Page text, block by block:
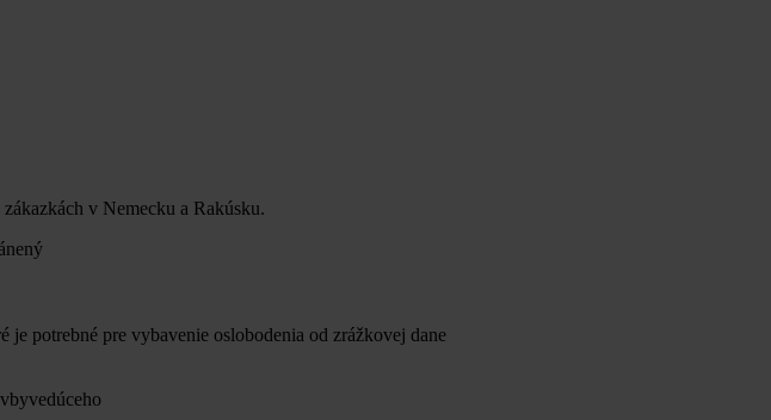
v Nemecku a Rakúsku.
potrebné pre vybavenie oslobodenia od zrážkovej dane